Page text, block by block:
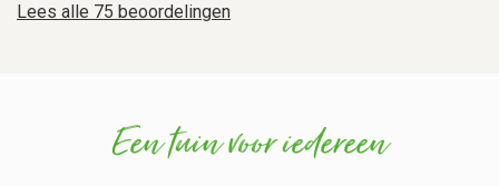
Lees alle 75 beoordelingen
Een tuin voor iedereen